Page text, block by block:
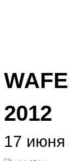
2012
17 июня